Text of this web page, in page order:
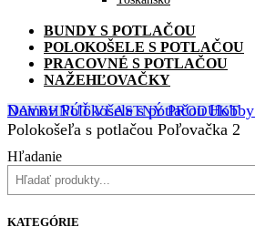
BUNDY S POTLAČOU
POLOKOŠELE S POTLAČOU
PRACOVNÉ S POTLAČOU
NAŽEHĽOVAČKY
NAVRHNÚŤ VLASTNÝ PRODUKT
DomovPolokošele s potlačouHobby
Polokošeľa s potlačou Poľovačka 2
Hľadanie
KATEGÓRIE